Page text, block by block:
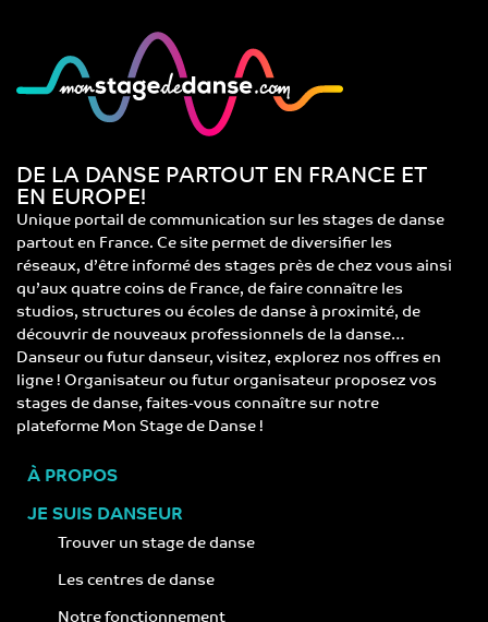
DE LA DANSE PARTOUT EN FRANCE ET
EN EUROPE!
Unique portail de communication sur les stages de danse
partout en France. Ce site permet de diversifier les
réseaux, d’être informé des stages près de chez vous ainsi
qu’aux quatre coins de France, de faire connaître les
studios, structures ou écoles de danse à proximité, de
découvrir de nouveaux professionnels de la danse…
Danseur ou futur danseur, visitez, explorez nos offres en
ligne ! Organisateur ou futur organisateur proposez vos
stages de danse, faites-vous connaître sur notre
plateforme Mon Stage de Danse !
À PROPOS
JE SUIS DANSEUR
Trouver un stage de danse
Les centres de danse
Notre fonctionnement